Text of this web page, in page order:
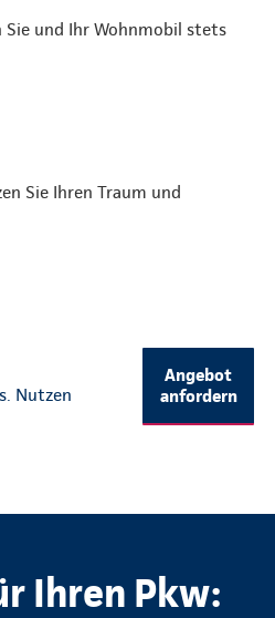
und Ihr Wohnmobil stets
Sie Ihren Traum und
Nutzen
Angebot
anfordern
Ihren Pkw: